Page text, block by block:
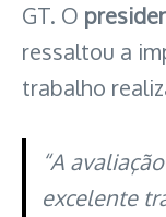
GT. O
ressaltou a
trabalho
“A
excelente